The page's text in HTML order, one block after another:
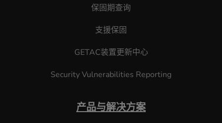
保固期查询
支援保固
GETAC装置更新中心
Security Vulnerabilities Reporting
产品与解决方案